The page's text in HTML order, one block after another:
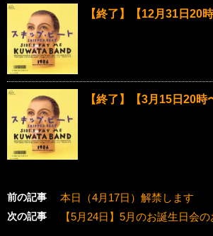
【終了】【12月31日20
【終了】【3月15日20時
前の記事 本日（4月17日）解禁します
次の記事 【5月24日】5月のお誕生日会